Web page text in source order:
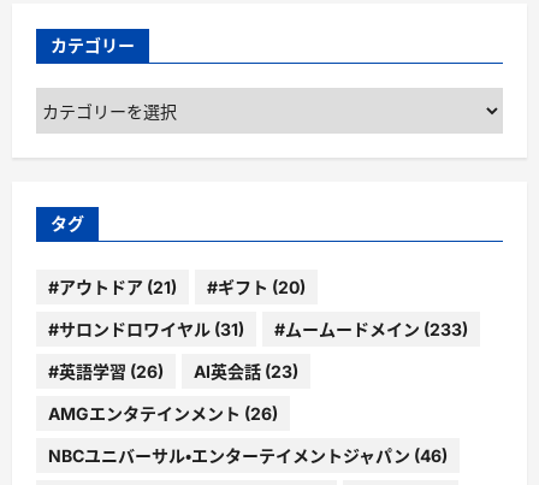
カテゴリー
カ
テ
ゴ
ー
タグ
#アウトドア (21) #ギフト (20)
#サロンドロワイヤル (31) #ムームードメイン (233)
#英語学習 (26) AI英会話 (23)
AMGエンタテインメント (26)
NBCユニバーサル・エンターテイメントジャパン (46)